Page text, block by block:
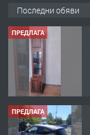
Последни обяви
ПРЕДЛАГА
ПРЕДЛАГА